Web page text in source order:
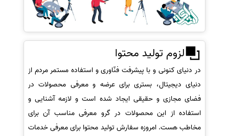
لزوم تولید محتوا
در دنیای کنونی و با پیشرفت فنّاوری و استفاده مستمر مردم از
دنیای دیجیتال، بستری برای عرضه و معرفی محصولات در
فضای مجازی و حقیقی ایجاد شده است و لازمه آشنایی و
استفاده از این محصولات در گرو معرفی مناسب آن برای
مخاطب هست. امروزه سفارش تولید محتوا برای معرفی خدمات